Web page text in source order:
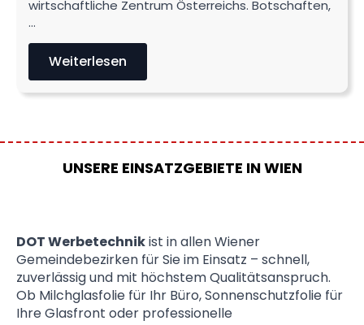
wirtschaftliche Zentrum Österreichs. Botschaften,
…
Weiterlesen
UNSERE EINSATZGEBIETE IN WIEN
DOT Werbetechnikist in allen Wiener
Gemeindebezirken für Sie im Einsatz – schnell,
zuverlässig und mit höchstem Qualitätsanspruch.
Ob Milchglasfolie für Ihr Büro, Sonnenschutzfolie für
Ihre Glasfront oder professionelle